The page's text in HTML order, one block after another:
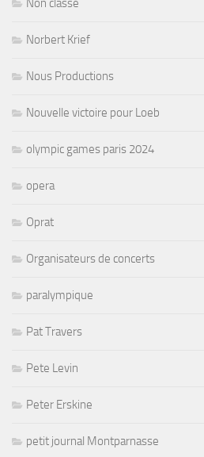
Non classé
Norbert Krief
Nous Productions
Nouvelle victoire pour Loeb
olympic games paris 2024
opera
Oprat
Organisateurs de concerts
paralympique
Pat Travers
Pete Levin
Peter Erskine
petit journal Montparnasse